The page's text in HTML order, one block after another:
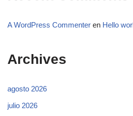
A WordPress Commenter en Hello
Archives
agosto 2026
julio 2026